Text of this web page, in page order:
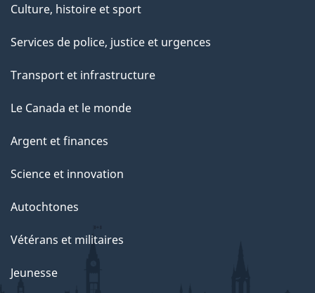
Culture, histoire et sport
Services de police, justice et urgences
Transport et infrastructure
Le Canada et le monde
Argent et finances
Science et innovation
Autochtones
Vétérans et militaires
Jeunesse